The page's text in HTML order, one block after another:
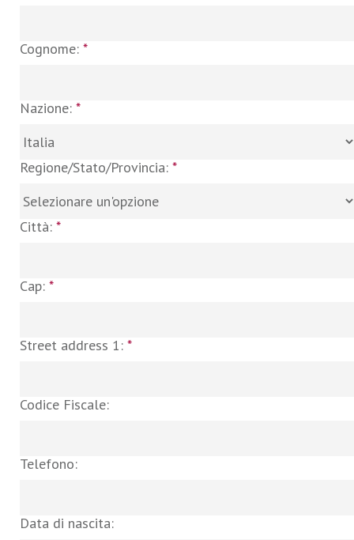
Cognome: *
Nazione: *
Regione/Stato/Provincia: *
Città: *
Cap: *
Street address 1: *
Codice Fiscale:
Telefono:
Data di nascita: